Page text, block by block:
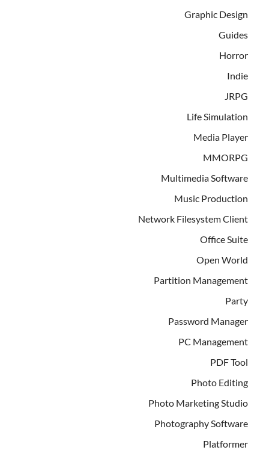
Graphic Design
Guides
Horror
Indie
JRPG
Life Simulation
Media Player
MMORPG
Multimedia Software
Music Production
Network Filesystem Client
Office Suite
Open World
Partition Management
Party
Password Manager
PC Management
PDF Tool
Photo Editing
Photo Marketing Studio
Photography Software
Platformer